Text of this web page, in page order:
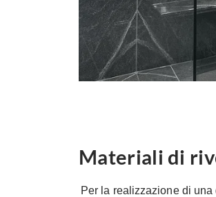
Materiali di
Per la realizzazione di